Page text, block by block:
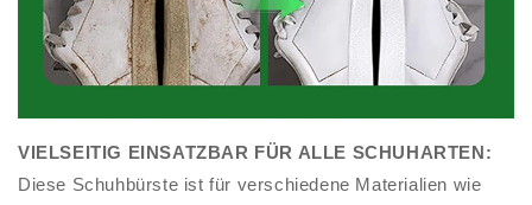
VIELSEITIG EINSATZBAR FÜR ALLE SCHUHARTEN:
Diese Schuhbürste ist für verschiedene Materialien wie